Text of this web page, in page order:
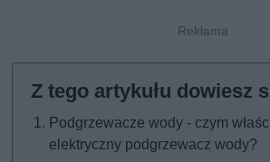
Podgrzewacze wody - czym
elektryczny podgrzewacz wody?